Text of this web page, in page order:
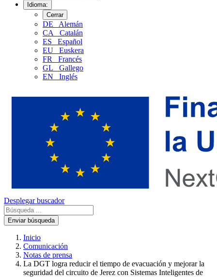
Idioma:
Cerrar
DE
Alemán
CA
Catalán
ES
Español
EU
Euskera
FR
Francés
GL
Gallego
EN
Inglés
Desplegar buscador
Enviar búsqueda
Inicio
Comunicación
Notas de prensa
La DGT logra reducir el tiempo de evacuación y mejorar la
seguridad del circuito de Jerez con Sistemas Inteligentes de